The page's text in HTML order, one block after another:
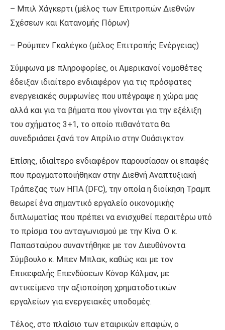
– Μπιλ Χάγκερτι (μέλος των Επιτροπών Διεθνών
Σχέσεων και Κατανομής Πόρων)
– Ρούμπεν Γκαλέγκο (μέλος Επιτροπής Ενέργειας)
Σύμφωνα με πληροφορίες, οι Αμερικανοί νομοθέτες
έδειξαν ιδιαίτερο ενδιαφέρον για τις πρόσφατες
ενεργειακές συμφωνίες που υπέγραψε η χώρα μας
αλλά και για τα βήματα που γίνονται για την εξέλιξη
του σχήματος 3+1, το οποίο πιθανότατα θα
συνεδριάσει ξανά τον Απρίλιο στην Ουάσιγκτον.
Επίσης, ιδιαίτερο ενδιαφέρον παρουσίασαν οι επαφές
που πραγματοποιήθηκαν στην Διεθνή Αναπτυξιακή
Τράπεζας των ΗΠΑ (DFC), την οποία η διοίκηση Τραμπ
θεωρεί ένα σημαντικό εργαλείο οικονομικής
διπλωματίας που πρέπει να ενισχυθεί περαιτέρω υπό
το πρίσμα του ανταγωνισμού με την Κίνα. Ο κ.
Παπασταύρου συναντήθηκε με τον Διευθύνοντα
Σύμβουλο κ. Μπεν Μπλακ, καθώς και με τον
Επικεφαλής Επενδύσεων Κόνορ Κόλμαν, με
αντικείμενο την αξιοποίηση χρηματοδοτικών
εργαλείων για ενεργειακές υποδομές.
Τέλος, στο πλαίσιο των εταιρικών επαφών, ο